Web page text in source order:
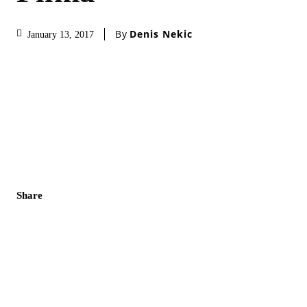
January 13, 2017 By Denis Nekic
Share